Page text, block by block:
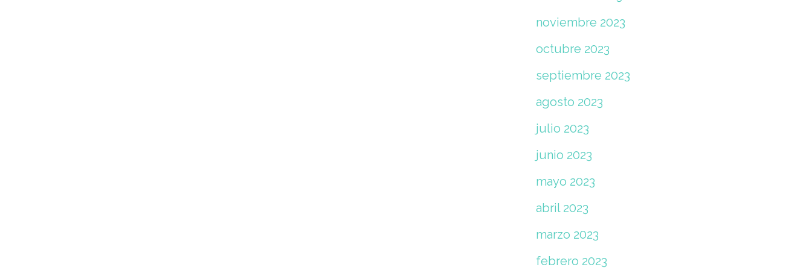
noviembre 2023
octubre 2023
septiembre 2023
agosto 2023
julio 2023
junio 2023
mayo 2023
abril 2023
marzo 2023
febrero 2023